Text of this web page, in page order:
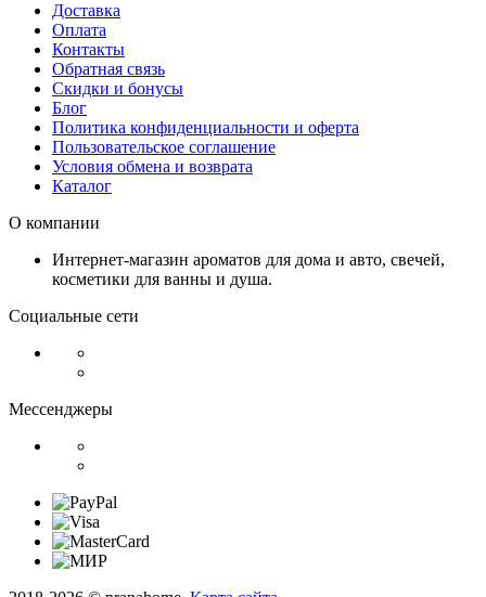
Доставка
Оплата
Контакты
Обратная связь
Скидки и бонусы
Блог
Политика конфиденциальности и оферта
Пользовательское соглашение
Условия обмена и возврата
Каталог
О компании
Интернет-магазин ароматов для дома и авто, свечей,
косметики для ванны и душа.
Социальные сети
Мессенджеры